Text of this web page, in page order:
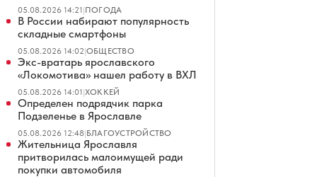
05.08.2026 14:21|ПОГОДА
В России набирают популярность
складные смартфоны
05.08.2026 14:02|ОБЩЕСТВО
Экс-вратарь ярославского
«Локомотива» нашел работу в ВХЛ
05.08.2026 14:01|ХОККЕЙ
Определен подрядчик парка
Подзеленье в Ярославле
05.08.2026 12:48|БЛАГОУСТРОЙСТВО
Жительница Ярославля
притворилась малоимущей ради
покупки автомобиля